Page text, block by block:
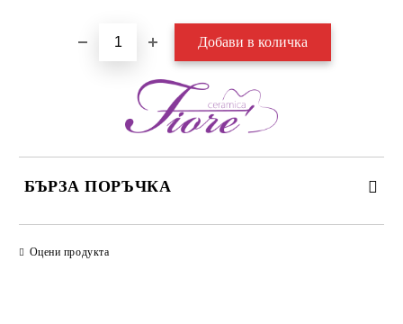
БЪРЗА ПОРЪЧКА
Оцени продукта